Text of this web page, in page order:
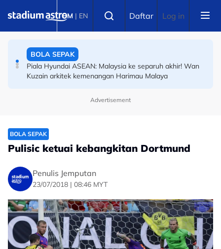
BM | EN Daftar Log in
Moto3: Hakim Danish raih petak kesembilan GP Britain,
BOLA SEPAK
Piala Hyundai ASEAN: Malaysia ke separuh akhir! Wan
Kuzain arkitek kemenangan Harimau Malaya
Advertisement
BOLA SEPAK
Pulisic ketuai kebangkitan Dortmund
Penulis Jemputan
23/07/2018 | 08:46 MYT